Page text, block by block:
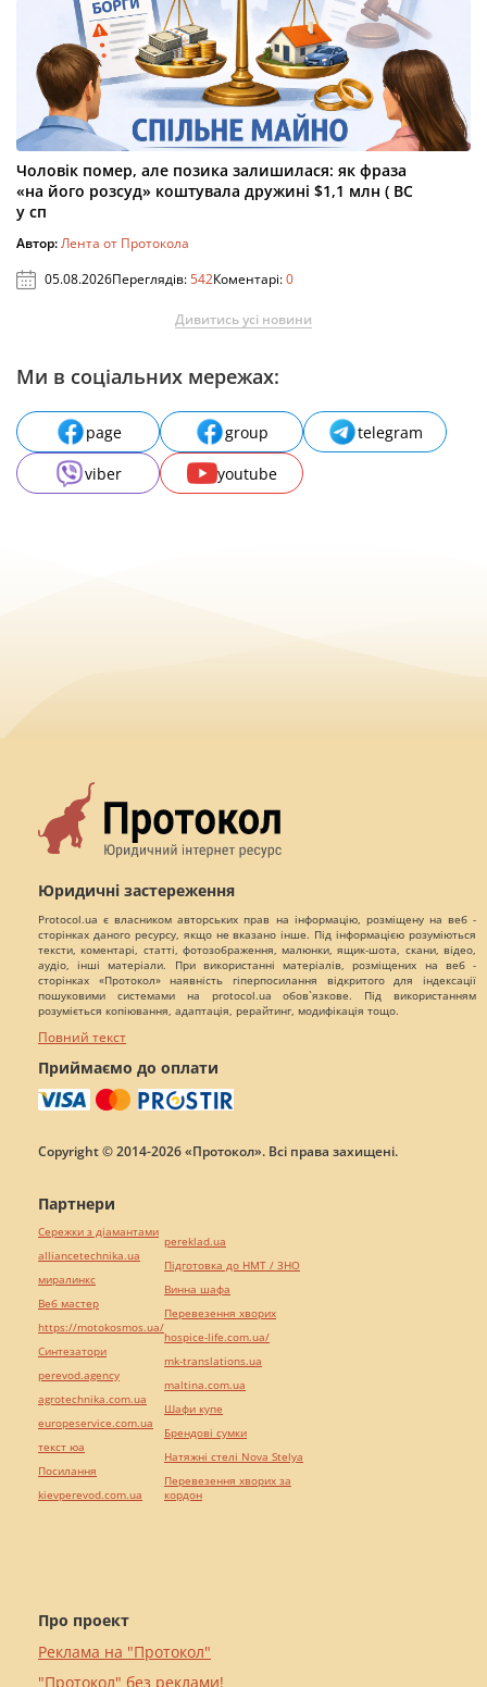
Чоловік помер, але позика залишилася: як фраза
«на його розсуд» коштувала дружині $1,1 млн ( ВС
у сп
Автор:Лента от Протокола
05.08.2026Переглядів:542Коментарі:0
Дивитись усі новини
Ми в соціальних мережах:
page group
telegram
viber
youtube
Юридичні застереження
Protocol.ua є власником авторських прав на інформацію, розміщену на веб -
сторінках даного ресурсу, якщо не вказано інше. Під інформацією розуміються
тексти, коментарі, статті, фотозображення, малюнки, ящик-шота, скани, відео,
аудіо, інші матеріали. При використанні матеріалів, розміщених на веб -
сторінках «Протокол» наявність гіперпосилання відкритого для індексації
пошуковими системами на protocol.ua обов`язкове. Під використанням
розуміється копіювання, адаптація, рерайтинг, модифікація тощо.
Повний текст
Приймаємо до оплати
Copyright © 2014-2026 «Протокол». Всі права захищені.
Про проект
Реклама на "Протокол"
"Протокол" без реклами!
Партнери
Сережки з діамантами
alliancetechnika.ua
миралинкс
Веб мастер
https://motokosmos.ua/
Синтезатори
perevod.agency
agrotechnika.com.ua
europeservice.com.ua
текст юа
Посилання
kievperevod.com.ua
pereklad.ua
Підготовка до НМТ / ЗНО
Винна шафа
Перевезення хворих
hospice-life.com.ua/
mk-translations.ua
maltina.com.ua
Шафи купе
Брендові сумки
Натяжні стелі Nova Stelya
Перевезення хворих за
кордон